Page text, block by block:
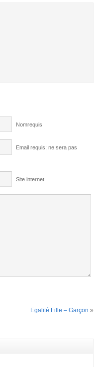
Nomrequis
Email requis; ne sera pas
Site internet
Egalité Fille – Garçon »